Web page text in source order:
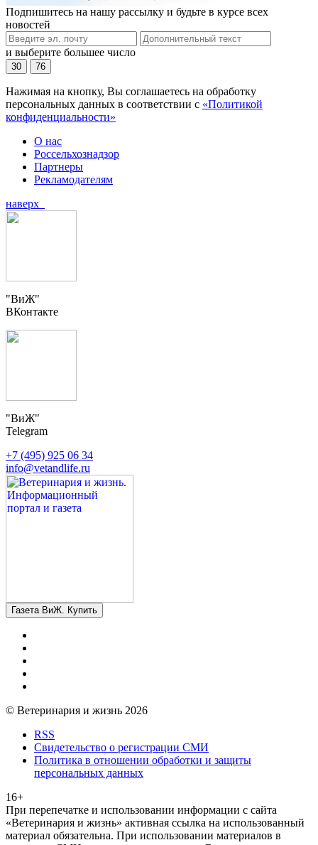
Подпишитесь на нашу рассылку и будьте в курсе всех
новостей
и выберите большее число
30 76
Нажимая на кнопку, Вы соглашаетесь на обработку
персональных данных в соответствии с «Политикой
конфиденциальности»
О нас
Россельхознадзор
Партнеры
Рекламодателям
наверх
"ВиЖ"
ВКонтакте
"ВиЖ"
Telegram
+7 (495) 925 06 34
info@vetandlife.ru
Газета ВиЖ. Купить
© Ветеринария и жизнь 2026
RSS
Свидетельство о регистрации СМИ
Политика в отношении обработки и защиты
персональных данных
16+
При перепечатке и использовании информации с сайта
«Ветеринария и жизнь» активная ссылка на использованный
материал обязательна. При использовании материалов в